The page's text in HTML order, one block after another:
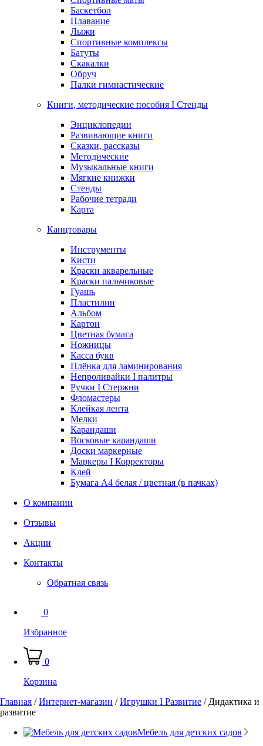
Баскетбол
Плавание
Лыжи
Спортивные комплексы
Батуты
Скакалки
Обруч
Палки гимнастические
Книги, методические пособия I Стенды
Энциклопедии
Развивающие книги
Сказки, рассказы
Методические
Музыкальные книги
Мягкие книжки
Стенды
Рабочие тетради
Карта
Канцтовары
Инструменты
Кисти
Краски акварельные
Краски пальчиковые
Гуашь
Пластилин
Альбом
Картон
Цветная бумага
Ножницы
Касса букв
Плёнка для ламинирования
Непроливайки I палитры
Ручки I Стержни
Фломастеры
Клейкая лента
Мелки
Карандаши
Восковые карандаши
Доски маркерные
Маркеры I Корректоры
Клей
Бумага А4 белая / цветная (в пачках)
О компании
Отзывы
Акции
Контакты
Обратная связь
0
Избранное
0
Корзина
Главная /Интернет-магазин /Игрушки I Развитие / Дидактика и
развитие
Мебель для детских садов